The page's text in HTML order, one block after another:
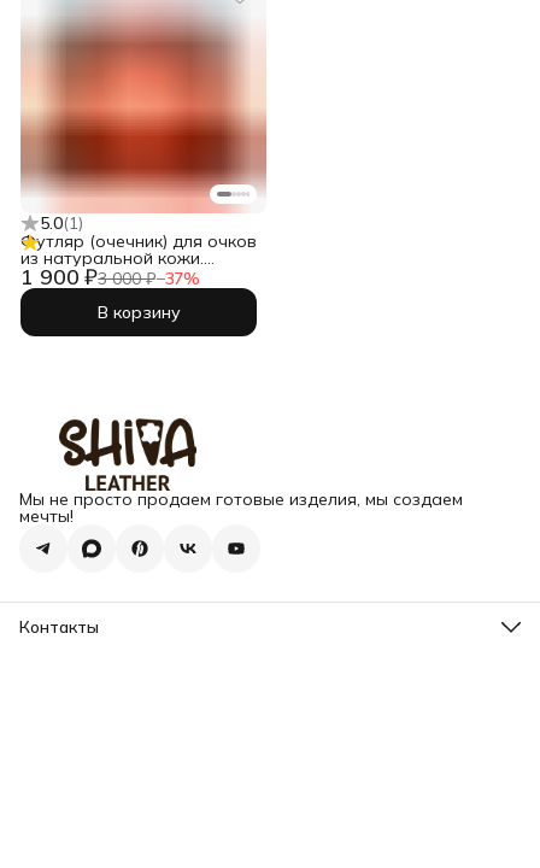
5.0(1)
1 900 ₽3 000 ₽−37%
Футляр (очечник) для очков
из натуральной кожи.
Оранжевый. Кейс для очков
В корзину
Мы не просто продаем готовые изделия, мы создаем
мечты!
Контакты